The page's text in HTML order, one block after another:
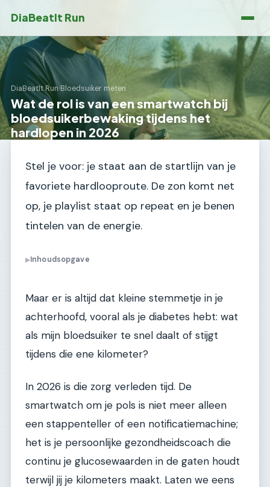
DiaBeatIt Run
DiaBeatIt Run›Bloedsuiker meten
Wat de rol is van een smartwatch bij
bloedsuikerbewaking tijdens het
hardlopen in 2026
Stel je voor: je staat aan de startlijn van je
favoriete hardlooproute. De zon komt net
op, je playlist staat op repeat en je benen
tintelen van de energie.
▶Inhoudsopgave
Maar er is altijd dat kleine stemmetje in je
achterhoofd, vooral als je diabetes hebt: wat
als mijn bloedsuiker te snel daalt of stijgt
tijdens die ene kilometer?
In 2026 is die zorg verleden tijd. De
smartwatch om je pols is niet meer alleen
een stappenteller of een notificatiemachine;
het is je persoonlijke gezondheidscoach die
continu je glucosewaarden in de gaten houdt
terwijl jij je kilometers maakt. Laten we eens